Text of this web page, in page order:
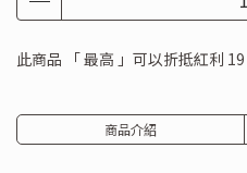
此商品 「 最高 」可以折抵紅利 19
商品介紹